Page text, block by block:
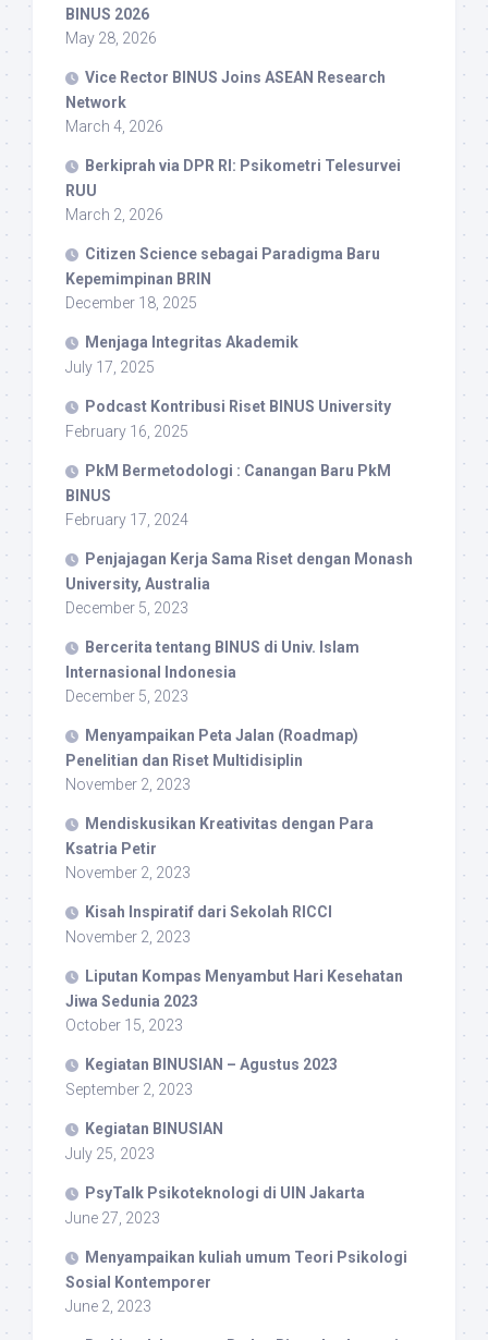
BINUS 2026
May 28, 2026
Vice Rector BINUS Joins ASEAN Research
Network
March 4, 2026
Berkiprah via DPR RI: Psikometri Telesurvei
RUU
March 2, 2026
Citizen Science sebagai Paradigma Baru
Kepemimpinan BRIN
December 18, 2025
Menjaga Integritas Akademik
July 17, 2025
Podcast Kontribusi Riset BINUS University
February 16, 2025
PkM Bermetodologi : Canangan Baru PkM
BINUS
February 17, 2024
Penjajagan Kerja Sama Riset dengan Monash
University, Australia
December 5, 2023
Bercerita tentang BINUS di Univ. Islam
Internasional Indonesia
December 5, 2023
Menyampaikan Peta Jalan (Roadmap)
Penelitian dan Riset Multidisiplin
November 2, 2023
Mendiskusikan Kreativitas dengan Para
Ksatria Petir
November 2, 2023
Kisah Inspiratif dari Sekolah RICCI
November 2, 2023
Liputan Kompas Menyambut Hari Kesehatan
Jiwa Sedunia 2023
October 15, 2023
Kegiatan BINUSIAN – Agustus 2023
September 2, 2023
Kegiatan BINUSIAN
July 25, 2023
PsyTalk Psikoteknologi di UIN Jakarta
June 27, 2023
Menyampaikan kuliah umum Teori Psikologi
Sosial Kontemporer
June 2, 2023